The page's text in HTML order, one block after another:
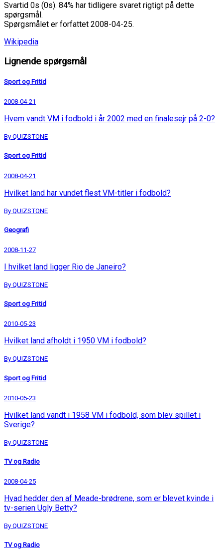
Svartid 0s (0s). 84% har tidligere svaret rigtigt på dette
spørgsmål.
Spørgsmålet er forfattet 2008-04-25.
Wikipedia
Lignende spørgsmål
Sport og Fritid
2008-04-21
Hvem vandt VM i fodbold i år 2002 med en finalesejr på 2-0?
By QUIZSTONE
Sport og Fritid
2008-04-21
Hvilket land har vundet flest VM-titler i fodbold?
By QUIZSTONE
Geografi
2008-11-27
I hvilket land ligger Rio de Janeiro?
By QUIZSTONE
Sport og Fritid
2010-05-23
Hvilket land afholdt i 1950 VM i fodbold?
By QUIZSTONE
Sport og Fritid
2010-05-23
Hvilket land vandt i 1958 VM i fodbold, som blev spillet i
Sverige?
By QUIZSTONE
TV og Radio
2008-04-25
Hvad hedder den af Meade-brødrene, som er blevet kvinde i
tv-serien Ugly Betty?
By QUIZSTONE
TV og Radio